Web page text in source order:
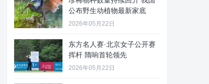
公布野生动植物最新家底
2026年05月22日
东方名人赛·北京女子公开赛
挥杆 隋响首轮领先
2026年05月22日